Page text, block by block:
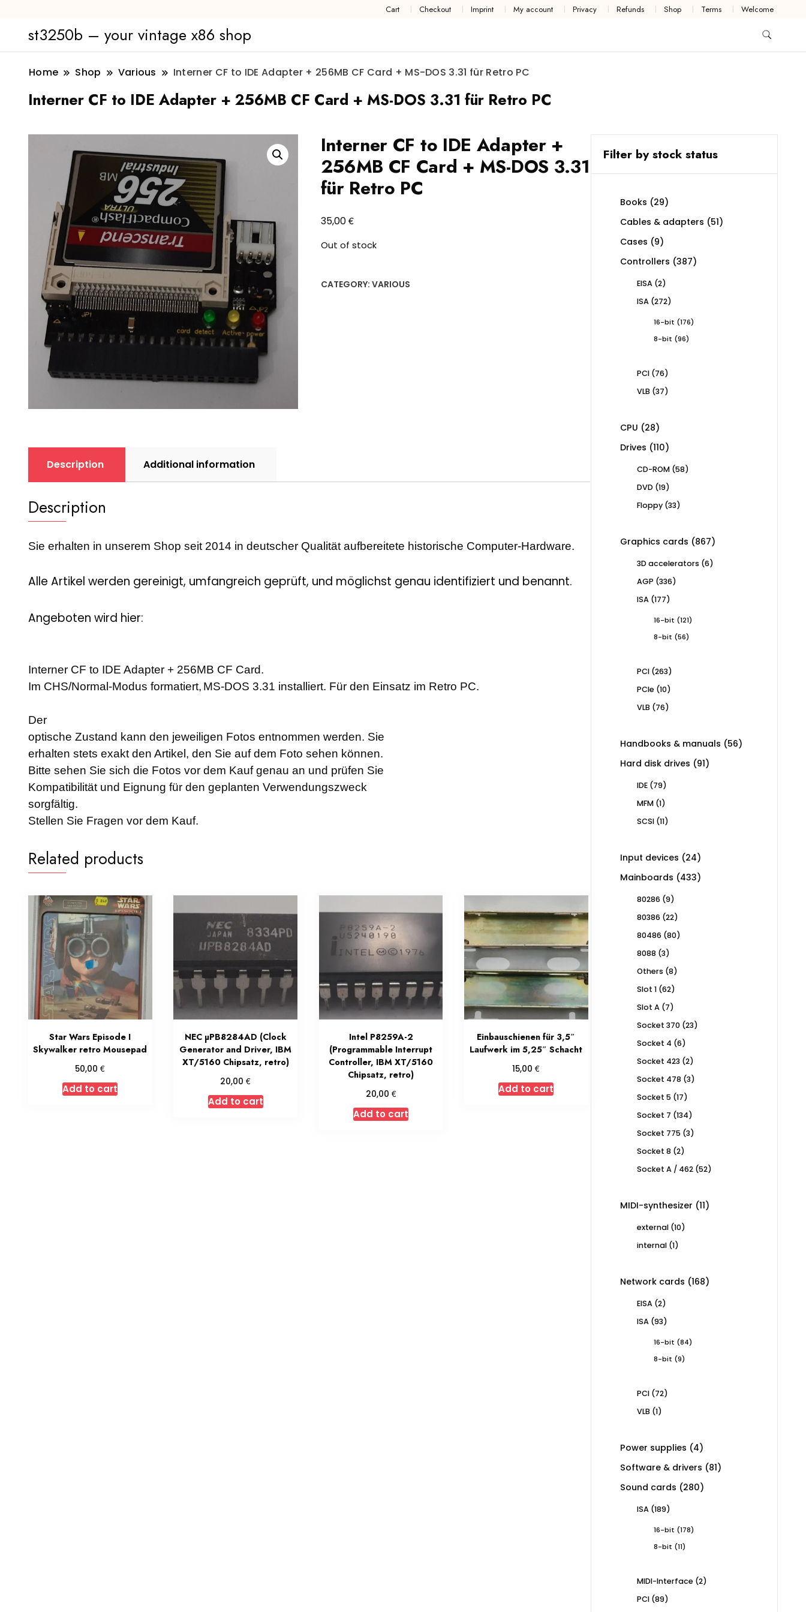
Cart Checkout Imprint My account Privacy Refunds Shop Terms Welcome
st3250b – your vintage x86 shop
Home Shop Various Interner CF to IDE Adapter + 256MB CF Card + MS-DOS 3.31 für Retro PC
Interner CF to IDE Adapter + 256MB CF Card + MS-DOS 3.31 für Retro PC
Interner CF to IDE Adapter +
256MB CF Card + MS-DOS 3.31
für Retro PC
35,00€
Out of stock
CATEGORY: VARIOUS
Description Additional information
Description
Sie erhalten in unserem Shop seit 2014 in deutscher Qualität aufbereitete historische Computer-Hardware.
Alle Artikel werden gereinigt, umfangreich geprüft, und möglichst genau identifiziert und benannt.
Angeboten wird hier:
Interner CF to IDE Adapter + 256MB CF Card.
Im CHS/Normal-Modus formatiert, MS-DOS 3.31 installiert. Für den Einsatz im Retro PC.
Der
optische Zustand kann den jeweiligen Fotos entnommen werden. Sie
erhalten stets exakt den Artikel, den Sie auf dem Foto sehen können.
Bitte sehen Sie sich die Fotos vor dem Kauf genau an und prüfen Sie
Kompatibilität und Eignung für den geplanten Verwendungszweck
sorgfältig.
Stellen Sie Fragen vor dem Kauf.
Related products
Star Wars Episode I
Skywalker retro Mousepad
50,00€
Add to cart
NEC µPB8284AD (Clock
Generator and Driver, IBM
XT/5160 Chipsatz, retro)
20,00€
Add to cart
Intel P8259A-2
(Programmable Interrupt
Controller, IBM XT/5160
Chipsatz, retro)
20,00 €
Add to cart
Einbauschienen für 3,5″
Laufwerk im 5,25″ Schacht
15,00€
Add to cart
Filter by stock status
Books 2929
Cables & adapters 5151
Cases 99
products
Controllers 387387
EISA 22
ISA 272272
16-bit 176176
8-bit 9696
PCI 7676
VLB 3737
CPU 2828
products
Drives 110110
CD-ROM 5858
DVD 1919
Floppy 3333
Graphics cards 867867
3D accelerators 66
AGP 336336
ISA 177177
16-bit 121121
8-bit 5656
PCI 263263
PCIe 1010
VLB 7676
Handbooks & manuals 5656
Hard disk drives 9191
IDE 7979
MFM 11
SCSI 1111
Input devices 2424
products
Mainboards 433433
80286 99
80386 2222
80486 8080
8088 33
Others 88
Slot 1 6262
Slot A 77
Socket 370 2323
Socket 4 66
Socket 423 22
Socket 478 33
Socket 5 1717
Socket 7 134134
Socket 775 33
Socket 8 22
Socket A / 462 5252
MIDI-synthesizer 1111
external 1010
internal 11
Network cards 168168
EISA 22
ISA 9393
16-bit 8484
8-bit 99
PCI 7272
VLB 11
Power supplies 44
products
Software & drivers 8181
Sound cards 280280
ISA 189189
16-bit 178178
8-bit 1111
MIDI-Interface 22
PCI 8989